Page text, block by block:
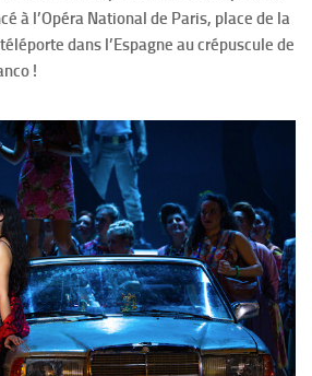
à l’Opéra National de Paris, place de la
dans l’Espagne au crépuscule de
!